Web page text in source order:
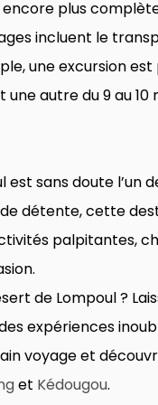
plus
incluent le
une excursion
une autre du 9 au
est sans doute l’un
détente, cette
palpitantes,
de Lompoul ?
expériences
voyage et
et Kédougou.